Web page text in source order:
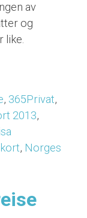
av
og
like.
, 365Privat,
2013,
, Norges